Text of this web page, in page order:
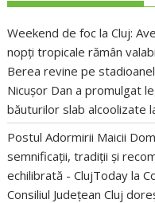
Weekend de foc la Cluj:
nopți tropicale rămân
Berea revine pe
Nicușor Dan a promulgat
băuturilor slab alcoolizate
Postul Adormirii Maicii
semnificații, tradiții și
echilibrată - ClujToday la
Consiliul Județean Cluj